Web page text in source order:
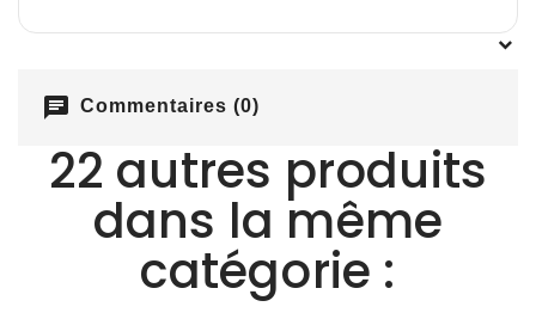
chat Commentaires (0)
22 autres produits
dans la même
catégorie :